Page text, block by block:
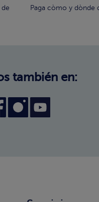
Paga còmo y dònde
también en: